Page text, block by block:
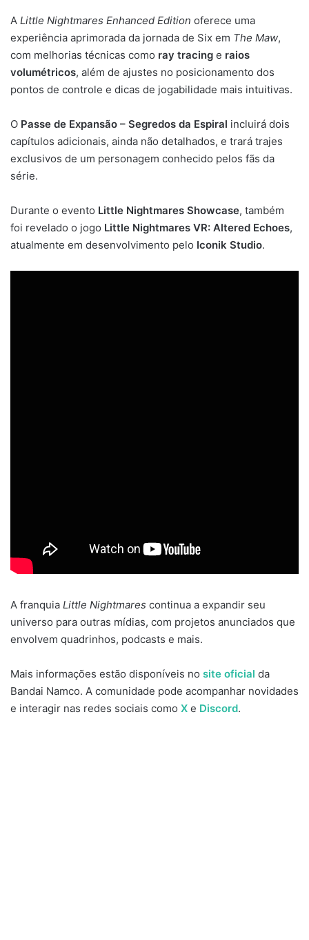
A Little Nightmares Enhanced Edition oferece uma
experiência aprimorada da jornada de Six em The Maw,
com melhorias técnicas como ray tracing e raios
volumétricos, além de ajustes no posicionamento dos
pontos de controle e dicas de jogabilidade mais intuitivas.
O Passe de Expansão – Segredos da Espiral incluirá dois
capítulos adicionais, ainda não detalhados, e trará trajes
exclusivos de um personagem conhecido pelos fãs da
série.
Durante o evento Little Nightmares Showcase, também
foi revelado o jogo Little Nightmares VR: Altered Echoes,
atualmente em desenvolvimento pelo Iconik Studio.
A franquia Little Nightmares continua a expandir seu
universo para outras mídias, com projetos anunciados que
envolvem quadrinhos, podcasts e mais.
Mais informações estão disponíveis no site oficial da
Bandai Namco. A comunidade pode acompanhar novidades
e interagir nas redes sociais como X e Discord.